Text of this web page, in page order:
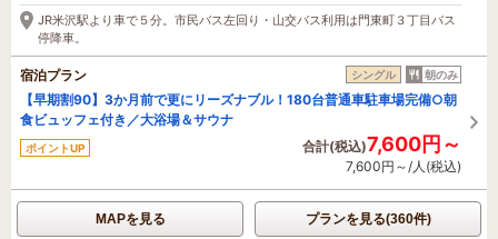
JR米沢駅より車で５分。市民バス左回り・山交バス利用は門東町３丁目バス
停降車。
宿泊プラン シングル 朝のみ
【早期割90】3か月前で更にリーズナブル！180台普通車駐車場完備○朝
食ビュッフェ付き／大浴場＆サウナ
ポイントUP 合計(税込)7,600円～
7,600円～/人(税込)
MAPを見る プランを見る(360件)